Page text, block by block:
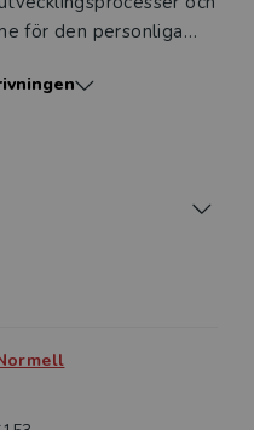
för den personliga
är en central del av
krävande föräldrar,
på effektivitet och